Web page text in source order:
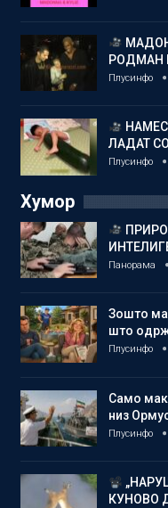
РОДМАН
Плусинфо
ЛАДАТ
Плусинфо
Хумор
Панорама
Зошто
што
Плусинфо
Само
низ
Плусинфо
КУНОВО